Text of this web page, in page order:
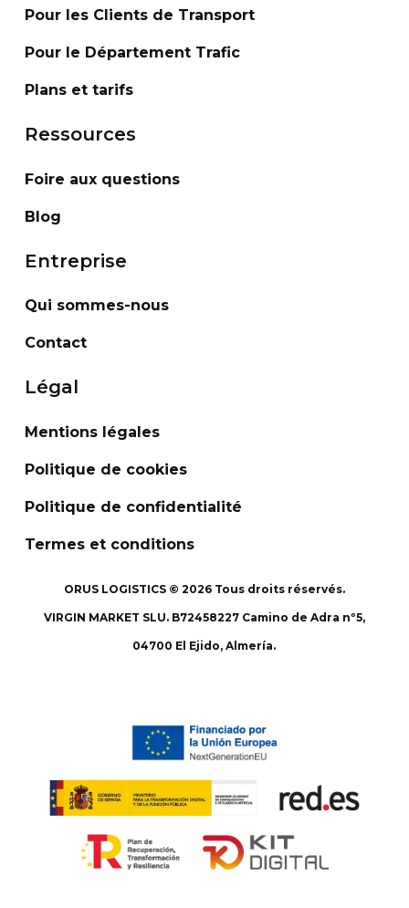
Pour les Clients de Transport
Pour le Département Trafic
Plans et tarifs
Ressources
Foire aux questions
Blog
Entreprise
Qui sommes-nous
Contact
Légal
Mentions légales
Politique de cookies
Politique de confidentialité
Termes et conditions
ORUS LOGISTICS © 2026Tous droits réservés.
VIRGIN MARKET SLU. B72458227 Camino de Adra nº5,
04700 El Ejido, Almería.